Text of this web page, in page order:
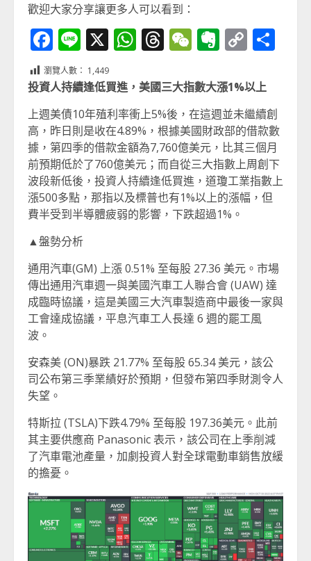
歡迎大家分享讓更多人可以看到：
Facebook
Line
X WhatsApp
Threads
WeChat
Evernote
Copy
瀏覽人數： 1,449
投資人持續逢低買進，美國三大指數大漲1%以上
上週美債10年殖利率衝上5%後，在這週並未繼續創
高，昨日則是收在4.89%，根據美國財政部的借款數
據，第四季的借款金額為7,760億美元，比其三個月
前預期低於了760億美元；而自從三大指數上周創下
波段新低後，投資人持續逢低買進，道瓊工業指數上
漲500多點，那指以及標普也有1%以上的漲幅，但
費半受到半導體疲弱的影響，下跌超過1%。
▲盤勢分析
通用汽車(GM) 上漲 0.51% 至每股 27.36 美元。市場
傳出通用汽車週一與美國汽車工人聯合會 (UAW) 達
成臨時協議，這是美國三大汽車製造商中最後一家與
工會達成協議，平息汽車工人長達 6 週的罷工風
波。
安森美 (ON)暴跌 21.77% 至每股 65.34 美元，該公
司公布第三季業績好於預期，但發布第四季財測令人
失望。
特斯拉 (TSLA)下跌4.79% 至每股 197.36美元。此前
其主要供應商 Panasonic 表示，該公司在上季削減
了汽車電池產量，加劇投資人對全球電動車銷售放緩
的擔憂。